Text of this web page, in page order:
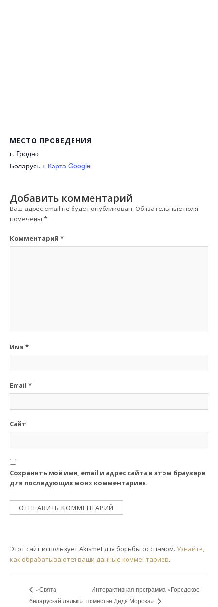
МЕСТО ПРОВЕДЕНИЯ
г. Гродно
Беларусь + Карта Google
Добавить комментарий
Ваш адрес email не будет опубликован. Обязательные поля
помечены *
Комментарий *
Имя *
Email *
Сайт
Сохранить моё имя, email и адрес сайта в этом браузере
для последующих моих комментариев.
Этот сайт использует Akismet для борьбы со спамом. Узнайте,
как обрабатываются ваши данные комментариев.
«Свята
беларускай лялькі»
Интерактивная программа «Городское
поместье Деда Мороза»